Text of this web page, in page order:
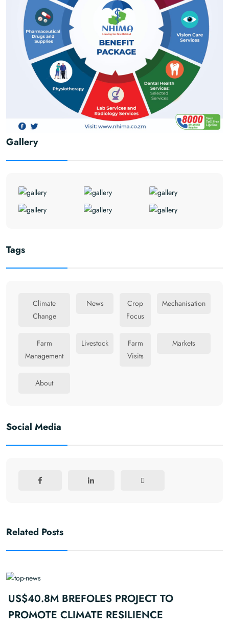
Gallery
Tags
Climate
Change
News
Crop
Focus
Mechanisation
Farm
Management
Livestock
Farm
Visits
Markets
About
Social Media
Related Posts
US$40.8M BREFOLES PROJECT TO
PROMOTE CLIMATE RESILIENCE